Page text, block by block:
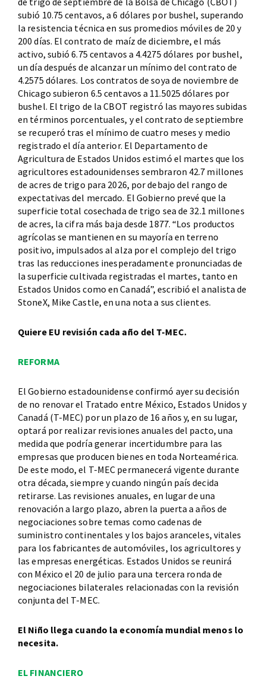
subió 10.75 centavos, a 6 dólares por bushel, superando
la resistencia técnica en sus promedios móviles de 20 y
200 días. El contrato de maíz de diciembre, el más
activo, subió 6.75 centavos a 4.4275 dólares por bushel,
un día después de alcanzar un mínimo del contrato de
4.2575 dólares. Los contratos de soya de noviembre de
Chicago subieron 6.5 centavos a 11.5025 dólares por
bushel. El trigo de la CBOT registró las mayores subidas
en términos porcentuales, y el contrato de septiembre
se recuperó tras el mínimo de cuatro meses y medio
registrado el día anterior. El Departamento de
Agricultura de Estados Unidos estimó el martes que los
agricultores estadounidenses sembraron 42.7 millones
de acres de trigo para 2026, por debajo del rango de
expectativas del mercado. El Gobierno prevé que la
superficie total cosechada de trigo sea de 32.1 millones
de acres, la cifra más baja desde 1877. “Los productos
agrícolas se mantienen en su mayoría en terreno
positivo, impulsados al alza por el complejo del trigo
tras las reducciones inesperadamente pronunciadas de
la superficie cultivada registradas el martes, tanto en
Estados Unidos como en Canadá”, escribió el analista de
StoneX, Mike Castle, en una nota a sus clientes.
Quiere EU revisión cada año del T-MEC.
REFORMA
El Gobierno estadounidense confirmó ayer su decisión
de no renovar el Tratado entre México, Estados Unidos y
Canadá (T-MEC) por un plazo de 16 años y, en su lugar,
optará por realizar revisiones anuales del pacto, una
medida que podría generar incertidumbre para las
empresas que producen bienes en toda Norteamérica.
De este modo, el T-MEC permanecerá vigente durante
otra década, siempre y cuando ningún país decida
retirarse. Las revisiones anuales, en lugar de una
renovación a largo plazo, abren la puerta a años de
negociaciones sobre temas como cadenas de
suministro continentales y los bajos aranceles, vitales
para los fabricantes de automóviles, los agricultores y
las empresas energéticas. Estados Unidos se reunirá
con México el 20 de julio para una tercera ronda de
negociaciones bilaterales relacionadas con la revisión
conjunta del T-MEC.
El Niño llega cuando la economía mundial menos lo
necesita.
EL FINANCIERO